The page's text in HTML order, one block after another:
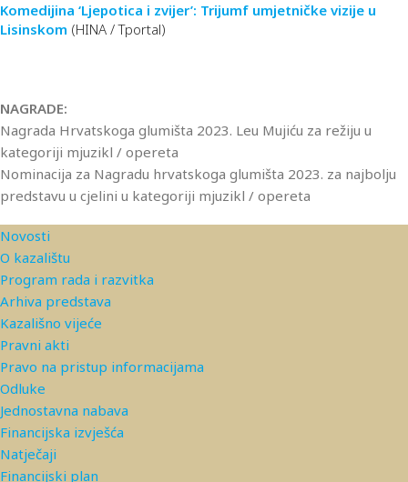
Komedijina ‘Ljepotica i zvijer’: Trijumf umjetničke vizije u
Lisinskom (HINA / Tportal)
NAGRADE:
Nagrada Hrvatskoga glumišta 2023. Leu Mujiću za režiju u
kategoriji mjuzikl / opereta
Nominacija za Nagradu hrvatskoga glumišta 2023. za najbolju
predstavu u cjelini u kategoriji mjuzikl / opereta
Novosti
O kazalištu
Program rada i razvitka
Arhiva predstava
Kazališno vijeće
Pravni akti
Pravo na pristup informacijama
Odluke
Jednostavna nabava
Financijska izvješća
Natječaji
Financijski plan